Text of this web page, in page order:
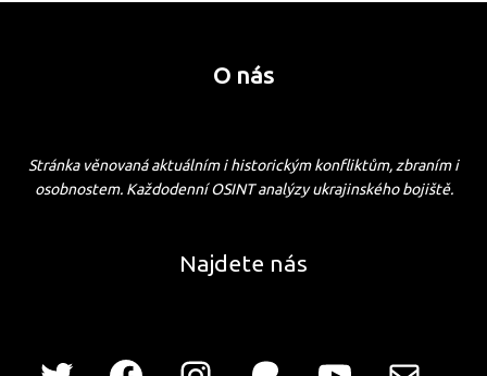
O nás
Stránka věnovaná aktuálním i historickým konfliktům, zbraním i
osobnostem. Každodenní OSINT analýzy ukrajinského bojiště.
Najdete nás